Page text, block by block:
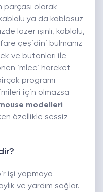
parçası olarak
ya da kablosuz
lazer ışınlı, kablolu,
çeşidini bulmanız
ve butonları ile
imleci hareket
programı
için olmazsa
modelleri
özellikle sessiz
işi yapmaya
ve yardım sağlar.